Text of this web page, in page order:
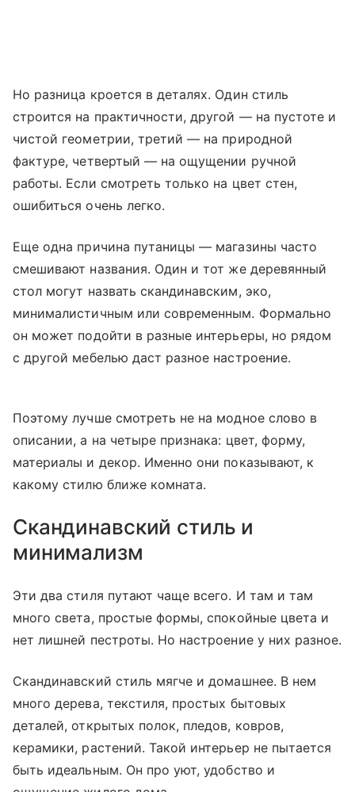
Но разница кроется в деталях. Один стиль
строится на практичности, другой — на пустоте и
чистой геометрии, третий — на природной
фактуре, четвертый — на ощущении ручной
работы. Если смотреть только на цвет стен,
ошибиться очень легко.
Еще одна причина путаницы — магазины часто
смешивают названия. Один и тот же деревянный
стол могут назвать скандинавским, эко,
минималистичным или современным. Формально
он может подойти в разные интерьеры, но рядом
с другой мебелью даст разное настроение.
Поэтому лучше смотреть не на модное слово в
описании, а на четыре признака: цвет, форму,
материалы и декор. Именно они показывают, к
какому стилю ближе комната.
Скандинавский стиль и
минимализм
Эти два стиля путают чаще всего. И там и там
много света, простые формы, спокойные цвета и
нет лишней пестроты. Но настроение у них разное.
Скандинавский стиль мягче и домашнее. В нем
много дерева, текстиля, простых бытовых
деталей, открытых полок, пледов, ковров,
керамики, растений. Такой интерьер не пытается
быть идеальным. Он про уют, удобство и